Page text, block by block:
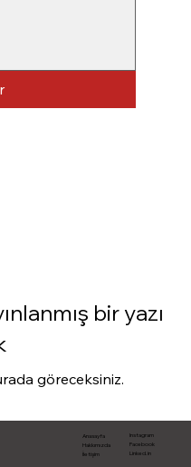
bir yazı
göreceksiniz.
Anasayfa
Hakkımızda
İletişim
Instagram
Facebook
Linked.in